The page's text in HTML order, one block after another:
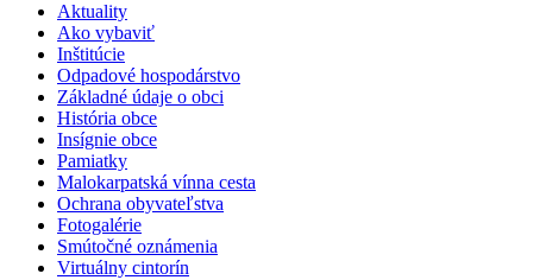
Aktuality
Ako vybaviť
Inštitúcie
Odpadové hospodárstvo
Základné údaje o obci
História obce
Insígnie obce
Pamiatky
Malokarpatská vínna cesta
Ochrana obyvateľstva
Fotogalérie
Smútočné oznámenia
Virtuálny cintorín